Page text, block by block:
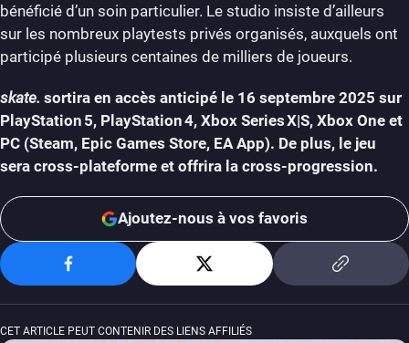
bénéficié d’un soin particulier. Le studio insiste d’ailleurs
sur les nombreux playtests privés organisés, auxquels ont
participé plusieurs centaines de milliers de joueurs.
skate. sortira en accès anticipé le 16 septembre 2025 sur
PlayStation 5, PlayStation 4, Xbox Series X|S, Xbox One et
PC (Steam, Epic Games Store, EA App). De plus, le jeu
sera cross-plateforme et offrira la cross-progression.
Ajoutez-nous à vos favoris
CET ARTICLE PEUT CONTENIR DES LIENS AFFILIÉS